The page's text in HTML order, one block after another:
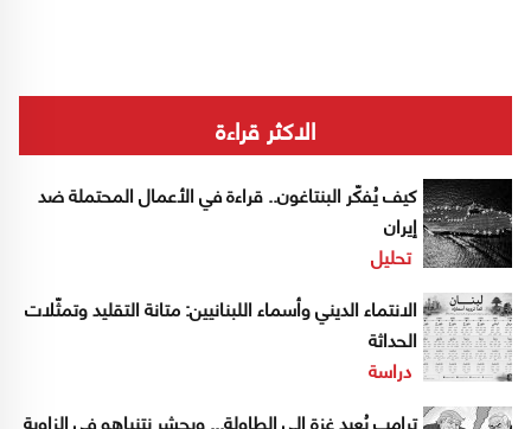
الاكثر قراءة
كيف يُفكّر البنتاغون.. قراءة في الأعمال المحتملة ضد
إيران
تحليل
الانتماء الديني وأسماء اللبنانيين: متانة التقليد وتمثّلات
الحداثة
دراسة
ترامب يُعيد غزة إلى الطاولة... ويحشر نتنياهو في الزاوية